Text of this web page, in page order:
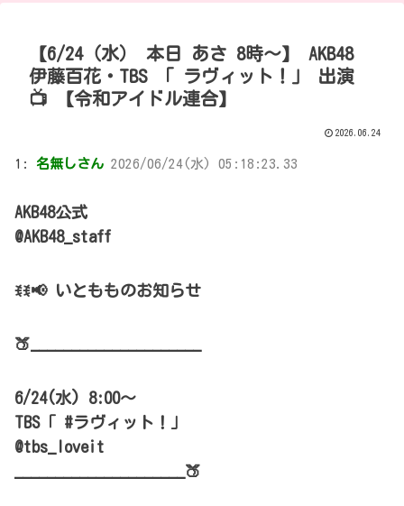
【6/24（水） 本日 あさ 8時～】 AKB48
伊藤百花・TBS 「 ラヴィット！」 出演
📺 【令和アイドル連合】
2026.06.24
1: 名無しさん 2026/06/24(水) 05:18:23.33
AKB48公式
@AKB48_staff
ꉂꉂ📢 いともものお知らせ
🍑_____________________
6/24(水) 8:00～
TBS「 #ラヴィット！」
@tbs_loveit
_____________________🍑